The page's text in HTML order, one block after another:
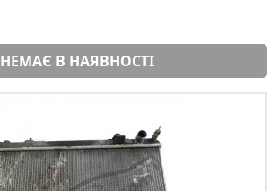
НЕМАЄ В НАЯВНОСТІ